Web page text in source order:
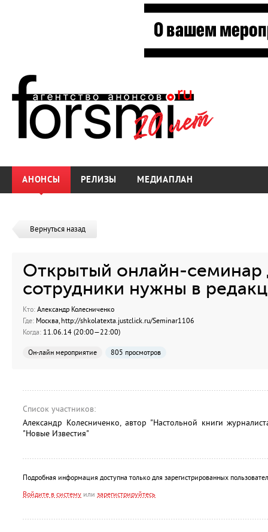
АНОНСЫ РЕЛИЗЫ МЕДИАПЛАН
Вернуться назад
Открытый онлайн-
сотрудники нужны в
Кто: Александр Колесниченко
Где: Москва, http://shkolatexta.justclick.ru/Seminar1106
Когда: 11.06.14 (20:00—22:00)
Он-лайн мероприятие 805 просмотров
Список участников:
Александр Колесниченко, автор "Настольной книги
"Новые Известия"
Подробная информация доступна только для зарегистрированных
Войдите в систему или зарегистрируйтесь